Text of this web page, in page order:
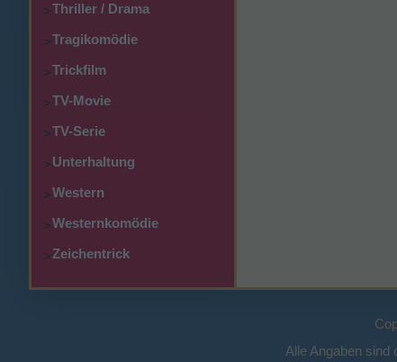
>Thriller / Drama
>Tragikomödie
>Trickfilm
>TV-Movie
>TV-Serie
>Unterhaltung
>Western
>Westernkomödie
>Zeichentrick
Alle Angaben sind